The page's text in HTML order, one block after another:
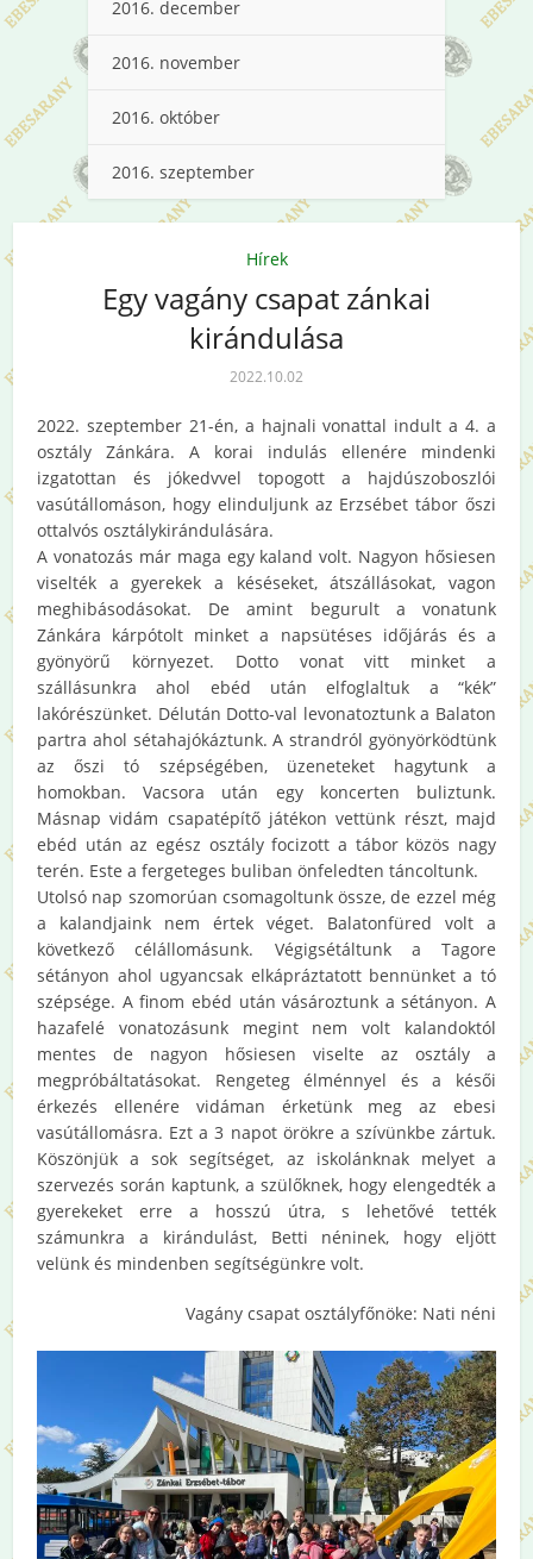
2016. december
2016. november
2016. október
2016. szeptember
Hírek
Egy vagány csapat zánkai
kirándulása
2022.10.02
2022. szeptember 21-én, a hajnali vonattal indult a 4. a
osztály Zánkára. A korai indulás ellenére mindenki
izgatottan és jókedvvel topogott a hajdúszoboszlói
vasútállomáson, hogy elinduljunk az Erzsébet tábor őszi
ottalvós osztálykirándulására.
A vonatozás már maga egy kaland volt. Nagyon hősiesen
viselték a gyerekek a késéseket, átszállásokat, vagon
meghibásodásokat. De amint begurult a vonatunk
Zánkára kárpótolt minket a napsütéses időjárás és a
gyönyörű környezet. Dotto vonat vitt minket a
szállásunkra ahol ebéd után elfoglaltuk a “kék”
lakórészünket. Délután Dotto-val levonatoztunk a Balaton
partra ahol sétahajókáztunk. A strandról gyönyörködtünk
az őszi tó szépségében, üzeneteket hagytunk a
homokban. Vacsora után egy koncerten buliztunk.
Másnap vidám csapatépítő játékon vettünk részt, majd
ebéd után az egész osztály focizott a tábor közös nagy
terén. Este a fergeteges buliban önfeledten táncoltunk.
Utolsó nap szomorúan csomagoltunk össze, de ezzel még
a kalandjaink nem értek véget. Balatonfüred volt a
következő célállomásunk. Végigsétáltunk a Tagore
sétányon ahol ugyancsak elkápráztatott bennünket a tó
szépsége. A finom ebéd után vásároztunk a sétányon. A
hazafelé vonatozásunk megint nem volt kalandoktól
mentes de nagyon hősiesen viselte az osztály a
megpróbáltatásokat. Rengeteg élménnyel és a késői
érkezés ellenére vidáman érketünk meg az ebesi
vasútállomásra. Ezt a 3 napot örökre a szívünkbe zártuk.
Köszönjük a sok segítséget, az iskolánknak melyet a
szervezés során kaptunk, a szülőknek, hogy elengedték a
gyerekeket erre a hosszú útra, s lehetővé tették
számunkra a kirándulást, Betti néninek, hogy eljött
velünk és mindenben segítségünkre volt.
Vagány csapat osztályfőnöke: Nati néni